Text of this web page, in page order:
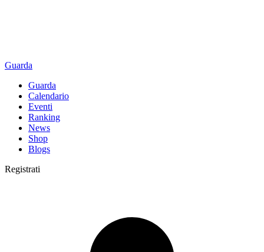
Guarda
Guarda
Calendario
Eventi
Ranking
News
Shop
Blogs
Registrati